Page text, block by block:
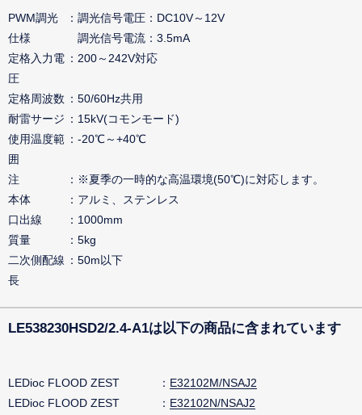
PWM調光
仕様
調光信号電圧：DC10V～12V
調光信号電流：3.5mA
定格入力電
圧
200～242V対応
定格周波数
50/60Hz共用
耐雷サージ
15kV(コモンモード)
使用温度範
囲
-20℃～+40℃
注
※夏季の一時的な高温環境(50℃)に対応します。
本体
アルミ、ステンレス
口出線
1000mm
質量
5kg
二次側配線
長
50m以下
LE538230HSD2/2.4-A1は以下の商品に含まれています
LEDioc FLOOD ZEST
E32102M/NSAJ2
LEDioc FLOOD ZEST
E32102N/NSAJ2